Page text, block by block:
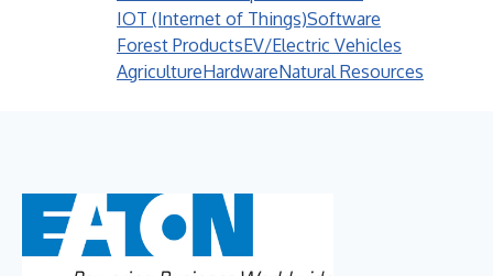
IOT (Internet of Things)Software
Forest ProductsEV/Electric Vehicles
AgricultureHardwareNatural Resources